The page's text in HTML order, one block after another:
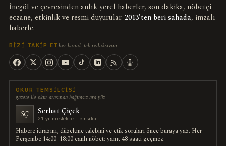
İnegöl ve çevresinden anlık yerel haberler, son dakika, nöbetçi
eczane, etkinlik ve resmi duyurular. 2013'ten beri sahada, imzalı
haberle.
BIZI TAKIP ET her kanal, tek redaksiyon
OKUR TEMSILCISI
gazete ile okur arasında bağımsız ara yüz
SÇ Serhat Çiçek
21 yıl meslekte · Temsilci
Habere itirazını, düzeltme talebini ve etik soruları önce buraya yaz. Her
Perşembe 14:00–18:00 canlı nöbet; yanıt 48 saati geçmez.